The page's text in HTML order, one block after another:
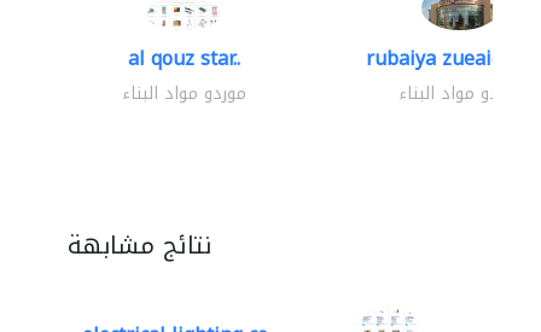
al qouz star..
موردو مواد البناء
rubaiya zueaid
موردو مواد البناء
نتائج مشابهة